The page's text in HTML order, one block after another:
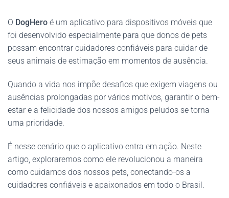
O DogHero é um aplicativo para dispositivos móveis que
foi desenvolvido especialmente para que donos de pets
possam encontrar cuidadores confiáveis para cuidar de
seus animais de estimação em momentos de ausência.
Quando a vida nos impõe desafios que exigem viagens ou
ausências prolongadas por vários motivos, garantir o bem-
estar e a felicidade dos nossos amigos peludos se torna
uma prioridade.
É nesse cenário que o aplicativo entra em ação. Neste
artigo, exploraremos como ele revolucionou a maneira
como cuidamos dos nossos pets, conectando-os a
cuidadores confiáveis e apaixonados em todo o Brasil.